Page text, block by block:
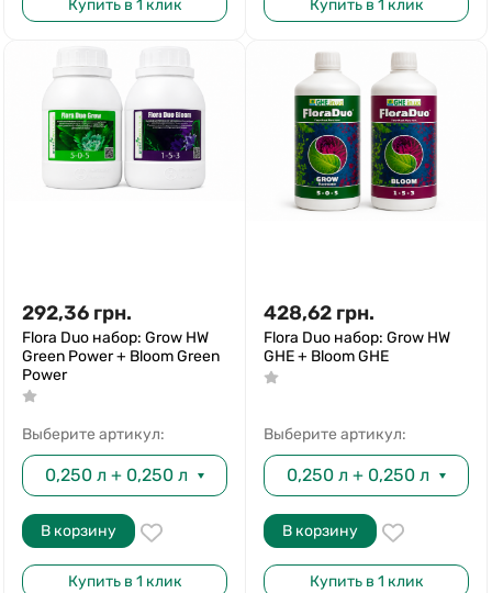
Купить в 1 клик Купить в 1 клик
292,36 грн.
Flora Duo набор: Grow HW
Green Power + Bloom Green
Power
Выберите артикул:
0,250 л + 0,250 л
В корзину
Купить в 1 клик
428,62 грн.
Flora Duo набор: Grow HW
GHE + Bloom GHE
Выберите артикул:
0,250 л + 0,250 л
В корзину
Купить в 1 клик